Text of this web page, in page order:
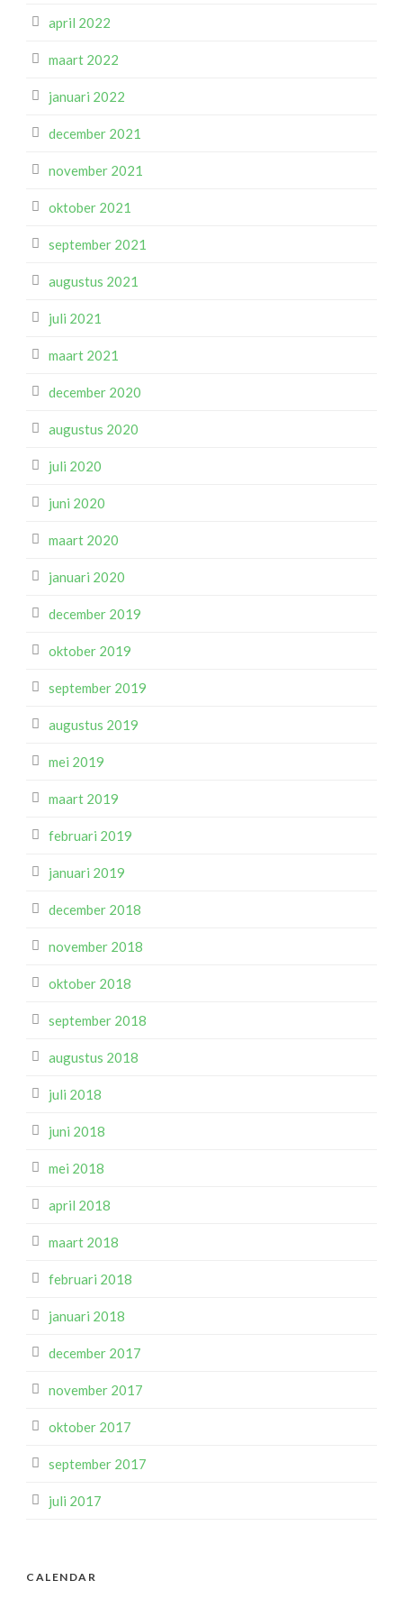
april 2022
maart 2022
januari 2022
december 2021
november 2021
oktober 2021
september 2021
augustus 2021
juli 2021
maart 2021
december 2020
augustus 2020
juli 2020
juni 2020
maart 2020
januari 2020
december 2019
oktober 2019
september 2019
augustus 2019
mei 2019
maart 2019
februari 2019
januari 2019
december 2018
november 2018
oktober 2018
september 2018
augustus 2018
juli 2018
juni 2018
mei 2018
april 2018
maart 2018
februari 2018
januari 2018
december 2017
november 2017
oktober 2017
september 2017
juli 2017
CALENDAR